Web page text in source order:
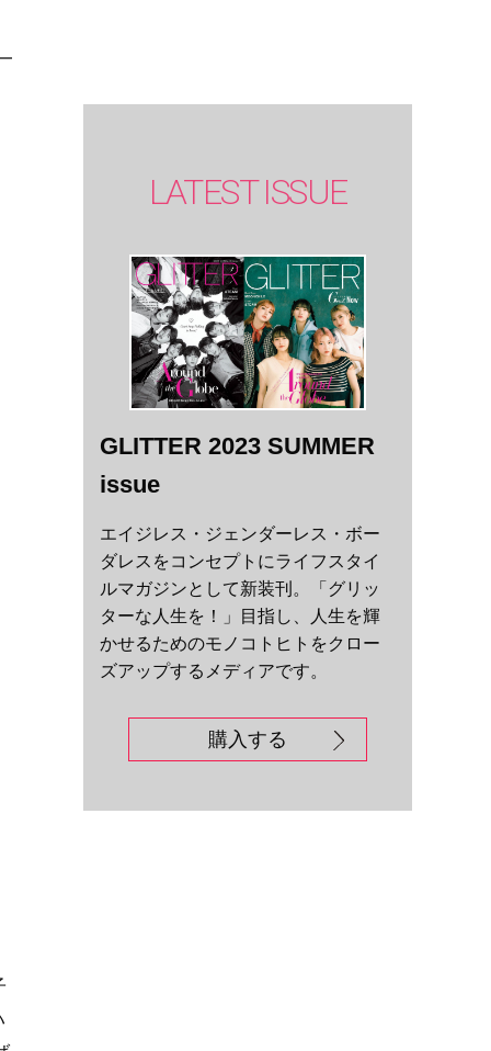
LATEST ISSUE
GLITTER 2023 SUMMER
issue
エイジレス・ジェンダーレス・ボー
ダレスをコンセプトにライフスタイ
ルマガジンとして新装刊。「グリッ
ターな人生を！」目指し、人生を輝
かせるためのモノコトヒトをクロー
ズアップするメディアです。
購入する